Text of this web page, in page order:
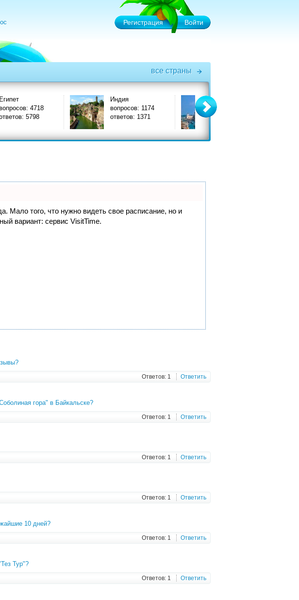
Регистрация Войти
все страны
вопросов: 1174
ответов: 1371
вопросов: 3575
ответов: 3908
Мало того, что нужно видеть свое расписание, но и
вариант: сервис VisitTime.
Ответов: 1 Ответить
гора" в Байкальске?
Ответов: 1 Ответить
Ответов: 1 Ответить
Ответов: 1 Ответить
10 дней?
Ответов: 1 Ответить
Тур"?
Ответов: 1 Ответить